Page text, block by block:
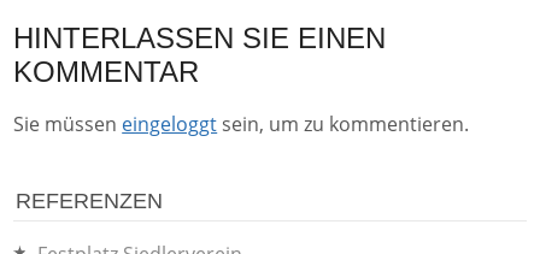
HINTERLASSEN SIE EINEN
KOMMENTAR
Sie müssen eingeloggt sein, um zu kommentieren.
REFERENZEN